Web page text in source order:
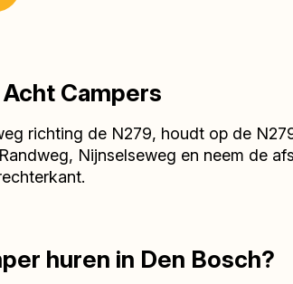
Campers
richting de N279, houdt op de
Nijnselseweg en neem de
huren in Den Bosch?